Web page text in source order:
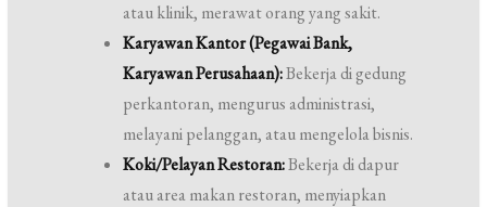
atau klinik, merawat orang yang sakit.
Karyawan Kantor (Pegawai Bank,
Karyawan Perusahaan):Bekerja di gedung
perkantoran, mengurus administrasi,
melayani pelanggan, atau mengelola bisnis.
Koki/Pelayan Restoran:Bekerja di dapur
atau area makan restoran, menyiapkan